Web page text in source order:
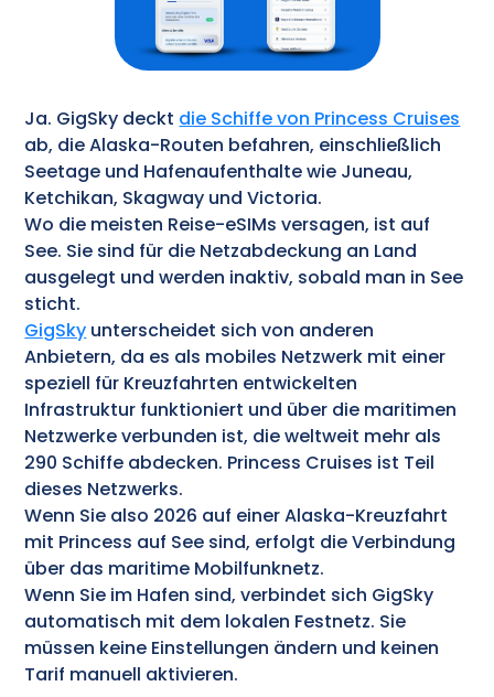
Ja. GigSky deckt die Schiffe von Princess Cruises
ab, die Alaska-Routen befahren, einschließlich
Seetage und Hafenaufenthalte wie Juneau,
Ketchikan, Skagway und Victoria.
Wo die meisten Reise-eSIMs versagen, ist auf
See. Sie sind für die Netzabdeckung an Land
ausgelegt und werden inaktiv, sobald man in See
sticht.
GigSky unterscheidet sich von anderen
Anbietern, da es als mobiles Netzwerk mit einer
speziell für Kreuzfahrten entwickelten
Infrastruktur funktioniert und über die maritimen
Netzwerke verbunden ist, die weltweit mehr als
290 Schiffe abdecken. Princess Cruises ist Teil
dieses Netzwerks.
Wenn Sie also 2026 auf einer Alaska-Kreuzfahrt
mit Princess auf See sind, erfolgt die Verbindung
über das maritime Mobilfunknetz.
Wenn Sie im Hafen sind, verbindet sich GigSky
automatisch mit dem lokalen Festnetz. Sie
müssen keine Einstellungen ändern und keinen
Tarif manuell aktivieren.